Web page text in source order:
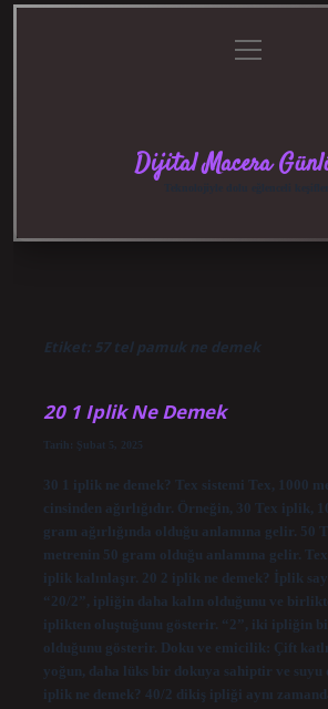
menüyü
aç
Dijital Macera
Etiket: 57 tel pamuk ne demek
20 1 Iplik Ne Demek
Tarih: Şubat 5, 2025
30 1 iplik ne demek? Tex sistemi Tex, 1000
cinsinden ağırlığıdır. Örneğin, 30 Tex iplik,
gram ağırlığında olduğu anlamına gelir. 50
metrenin 50 gram olduğu anlamına gelir.
iplik kalınlaşır. 20 2 iplik ne demek? İplik
“20/2”, ipliğin daha kalın olduğunu ve
iplikten oluştuğunu gösterir. “2”, iki ipliğin
olduğunu gösterir. Doku ve emicilik: Çift
yoğun, daha lüks bir dokuya sahiptir ve suyu
iplik ne demek? 40/2 dikiş ipliği aynı